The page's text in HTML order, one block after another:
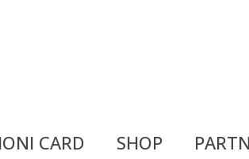
CARD SHOP